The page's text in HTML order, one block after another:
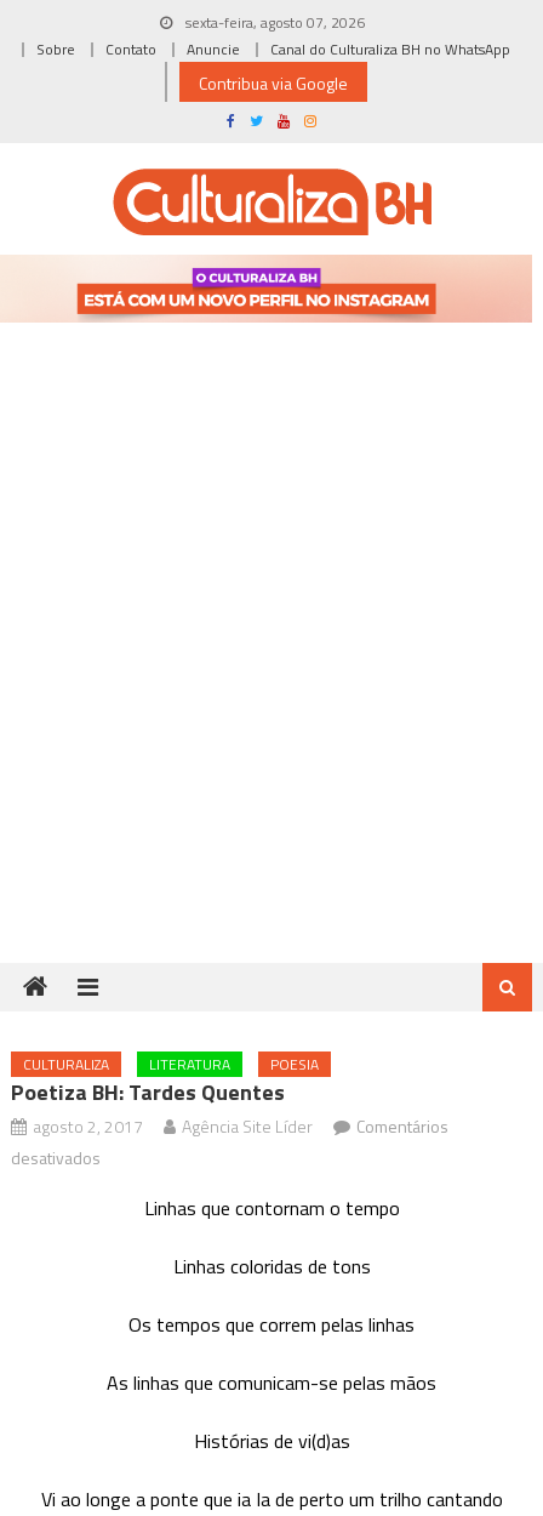
sexta-feira, agosto 07, 2026
Sobre
Contato Anuncie Canal do Culturaliza BH no WhatsApp
Contribua via Google
CULTURALIZA LITERATURA POESIA
Poetiza BH: Tardes Quentes
agosto 2, 2017 Agência Site Líder
Comentários
desativadosem
Linhas que contornam o tempo
Linhas coloridas de tons
Os tempos que correm pelas linhas
As linhas que comunicam-se pelas mãos
Histórias de vi(d)as
Vi ao longe a ponte que ia Ia de perto um trilho cantando